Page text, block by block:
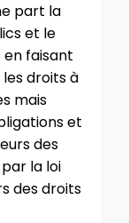
part la
et le
en faisant
droits à
mais
et
des
la loi
des droits